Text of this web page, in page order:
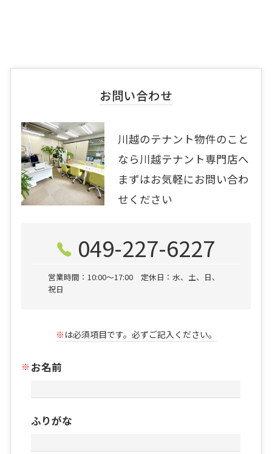
お問い合わせ
川越のテナント物件のこと
なら川越テナント専門店へ
まずはお気軽にお問い合わ
せください
049-227-6227
営業時間：10:00〜17:00 定休日：水、土、日、
祝日
※ は必須項目です。必ずご記入ください。
お名前
ふりがな